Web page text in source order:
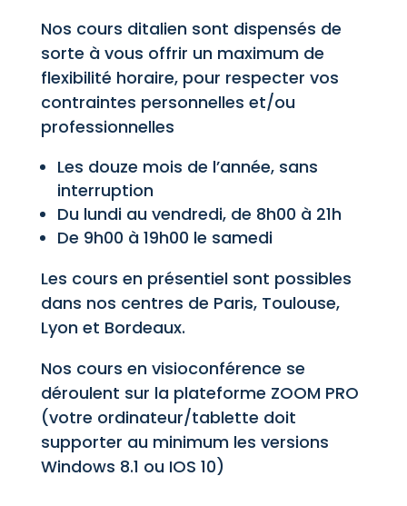
Nos cours ditalien sont dispensés de
sorte à vous offrir un maximum de
flexibilité horaire, pour respecter vos
contraintes personnelles et/ou
professionnelles
Les douze mois de l’année, sans
interruption
Du lundi au vendredi, de 8h00 à 21h
De 9h00 à 19h00 le samedi
Les cours en présentiel sont possibles
dans nos centres de Paris, Toulouse,
Lyon et Bordeaux.
Nos cours en visioconférence se
déroulent sur la plateforme ZOOM PRO
(votre ordinateur/tablette doit
supporter au minimum les versions
Windows 8.1 ou IOS 10)